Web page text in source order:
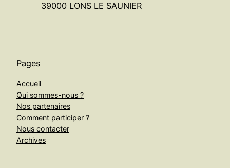
39000 LONS LE SAUNIER
Pages
Accueil
Qui sommes-nous ?
Nos partenaires
Comment participer ?
Nous contacter
Archives